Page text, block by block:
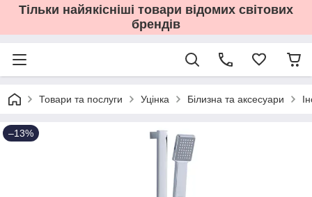
Тільки найякісніші товари відомих світових
брендів
Товари та послуги Уцінка Білизна та аксесуари
–13%